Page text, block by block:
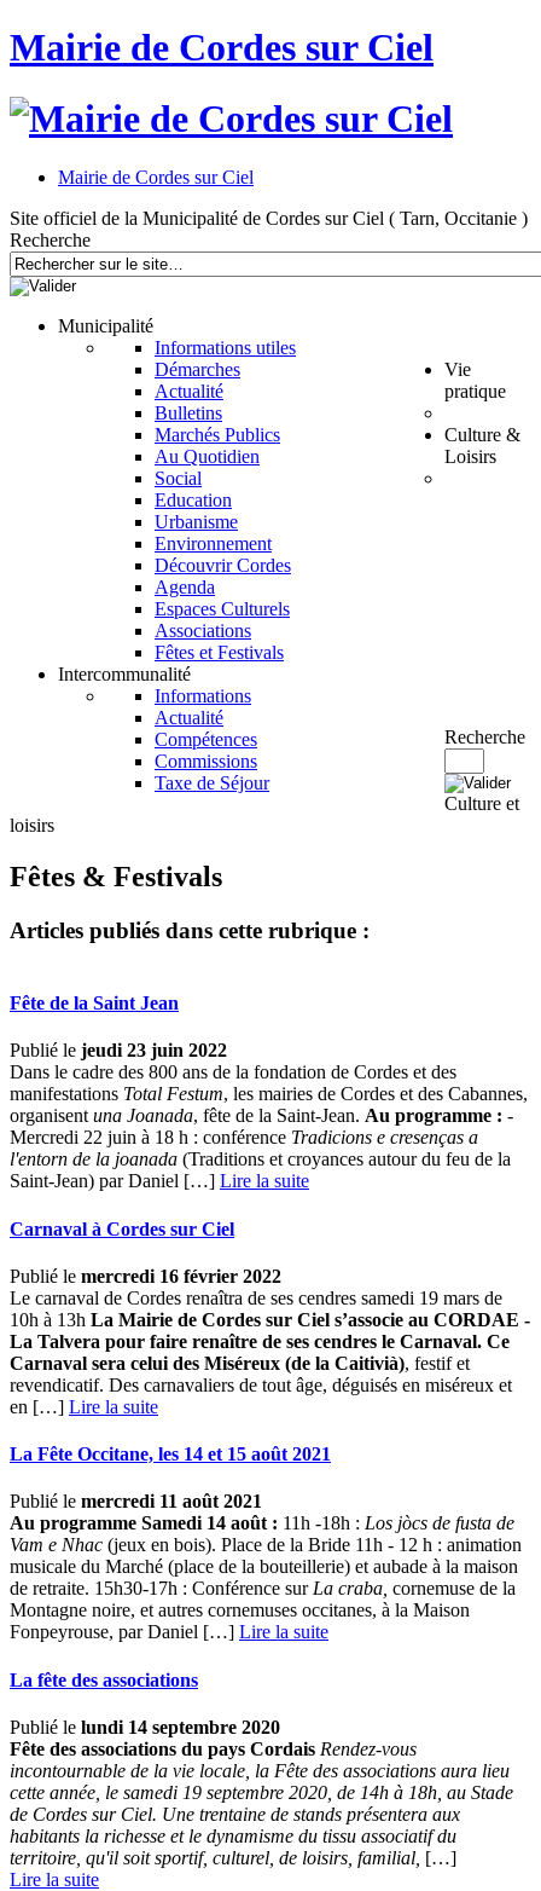
Mairie de Cordes sur Ciel
Mairie de Cordes sur Ciel
Site officiel de la Municipalité de Cordes sur Ciel ( Tarn, Occitanie )
Recherche
Municipalité
Informations utiles
Démarches
Actualité
Bulletins
Marchés Publics
Vie
pratique
Au Quotidien
Social
Education
Urbanisme
Environnement
Culture &
Loisirs
Découvrir Cordes
Agenda
Espaces Culturels
Associations
Fêtes et Festivals
Intercommunalité
Informations
Actualité
Compétences
Commissions
Taxe de Séjour
Recherche
Culture et
loisirs
Fêtes & Festivals
Articles publiés dans cette rubrique :
Fête de la Saint Jean
Publié le jeudi 23 juin 2022
Dans le cadre des 800 ans de la fondation de Cordes et des
manifestations Total Festum, les mairies de Cordes et des Cabannes,
organisent una Joanada, fête de la Saint-Jean. Au programme : -
Mercredi 22 juin à 18 h : conférence Tradicions e cresenças a
l'entorn de la joanada (Traditions et croyances autour du feu de la
Saint-Jean) par Daniel […] ­ Lire la suite
Carnaval à Cordes sur Ciel
Publié le mercredi 16 février 2022
Le carnaval de Cordes renaîtra de ses cendres samedi 19 mars de
10h à 13h La Mairie de Cordes sur Ciel s’associe au CORDAE -
La Talvera pour faire renaître de ses cendres le Carnaval. Ce
Carnaval sera celui des Miséreux (de la Caitivià), festif et
revendicatif. Des carnavaliers de tout âge, déguisés en miséreux et
en […] ­ Lire la suite
La Fête Occitane, les 14 et 15 août 2021
Publié le mercredi 11 août 2021
Au programme Samedi 14 août : 11h -18h : Los jòcs de fusta de
Vam e Nhac (jeux en bois). Place de la Bride 11h - 12 h : animation
musicale du Marché (place de la bouteillerie) et aubade à la maison
de retraite. 15h30-17h : Conférence surLa craba, cornemuse de la
Montagne noire, et autres cornemuses occitanes, à la Maison
Fonpeyrouse, par Daniel […] ­ Lire la suite
La fête des associations
Publié le lundi 14 septembre 2020
Fête des associations du pays Cordais Rendez-vous
incontournable de la vie locale, la Fête des associations aura lieu
cette année, le samedi 19 septembre 2020, de 14h à 18h, au Stade
de Cordes sur Ciel. Une trentaine de stands présentera aux
habitants la richesse et le dynamisme du tissu associatif du
territoire, qu'il soit sportif, culturel, de loisirs, familial, […] ­
Lire la suite